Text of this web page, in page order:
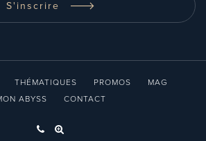
S'inscrire
THÉMATIQUES PROMOS
MAG
ABYSS
CONTACT